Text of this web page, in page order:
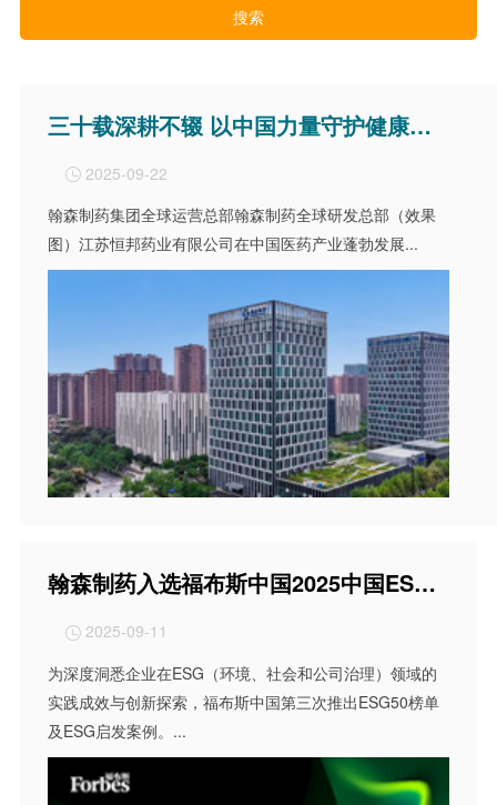
搜索
三十载深耕不辍 以中国力量守护健康民生——解码翰森制药向新发展之路
 2025-09-22
翰森制药集团全球运营总部翰森制药全球研发总部（效果
图）江苏恒邦药业有限公司在中国医药产业蓬勃发展...
翰森制药入选福布斯中国2025中国ESG 50：协同变革重塑可持续竞争力
 2025-09-11
为深度洞悉企业在ESG（环境、社会和公司治理）领域的
实践成效与创新探索，福布斯中国第三次推出ESG50榜单
及ESG启发案例。...